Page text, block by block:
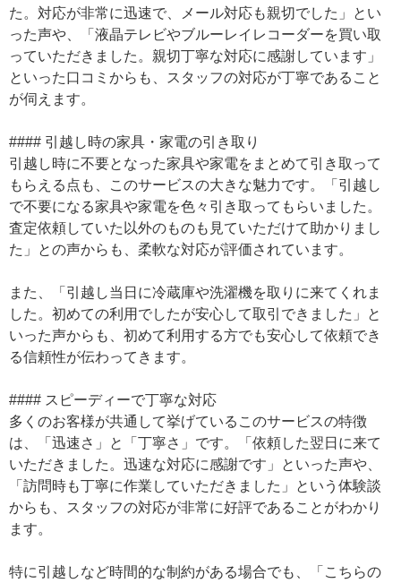
た。対応が非常に迅速で、メール対応も親切でした」とい
った声や、「液晶テレビやブルーレイレコーダーを買い取
っていただきました。親切丁寧な対応に感謝しています」
といった口コミからも、スタッフの対応が丁寧であること
が伺えます。
#### 引越し時の家具・家電の引き取り
引越し時に不要となった家具や家電をまとめて引き取って
もらえる点も、このサービスの大きな魅力です。「引越し
で不要になる家具や家電を色々引き取ってもらいました。
査定依頼していた以外のものも見ていただけて助かりまし
た」との声からも、柔軟な対応が評価されています。
また、「引越し当日に冷蔵庫や洗濯機を取りに来てくれま
した。初めての利用でしたが安心して取引できました」と
いった声からも、初めて利用する方でも安心して依頼でき
る信頼性が伝わってきます。
#### スピーディーで丁寧な対応
多くのお客様が共通して挙げているこのサービスの特徴
は、「迅速さ」と「丁寧さ」です。「依頼した翌日に来て
いただきました。迅速な対応に感謝です」といった声や、
「訪問時も丁寧に作業していただきました」という体験談
からも、スタッフの対応が非常に好評であることがわかり
ます。
特に引越しなど時間的な制約がある場合でも、「こちらの